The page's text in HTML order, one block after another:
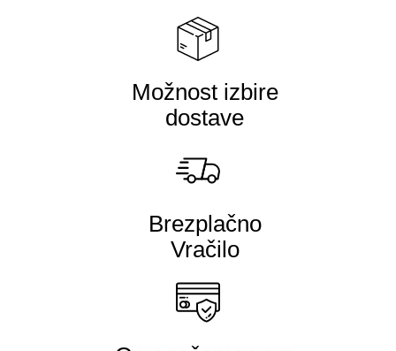
Možnost izbire
dostave
Brezplačno
Vračilo